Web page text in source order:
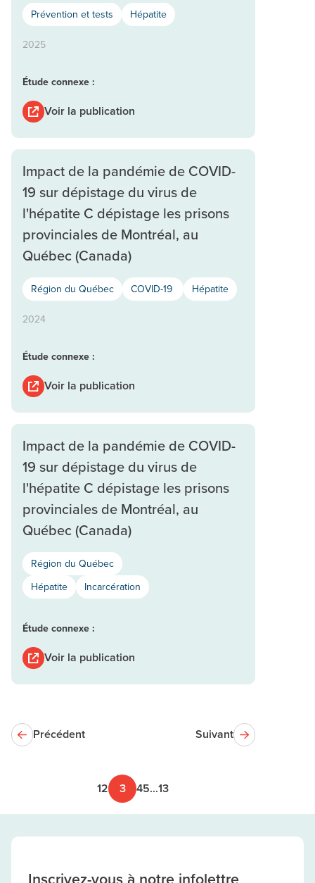
Prévention et tests Hépatite
2025
Étude connexe :
Voir la publication
Impact de la pandémie de COVID-
19 sur dépistage du virus de
l'hépatite C dépistage les prisons
provinciales de Montréal, au
Québec (Canada)
Région du Québec COVID-19 Hépatite
2024
Étude connexe :
Voir la publication
Impact de la pandémie de COVID-
19 sur dépistage du virus de
l'hépatite C dépistage les prisons
provinciales de Montréal, au
Québec (Canada)
Région du Québec
Hépatite
Incarcération
Étude connexe :
Voir la publication
Précédent
12 3 45...13
Suivant